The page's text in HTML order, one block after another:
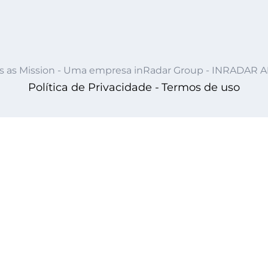
as Mission - Uma empresa inRadar Group - INRADAR
Política de Privacidade - Termos de uso